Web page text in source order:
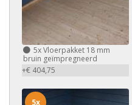
5xVloerpakket 18 mm
bruin geïmpregneerd
+€ 404,75
5x